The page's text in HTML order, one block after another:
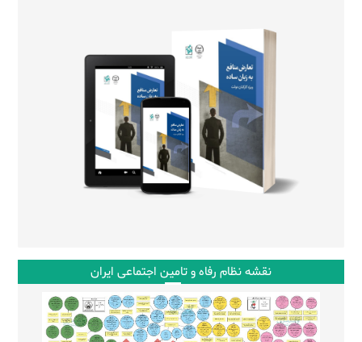
نقشه نظام رفاه و تامین اجتماعی ایران